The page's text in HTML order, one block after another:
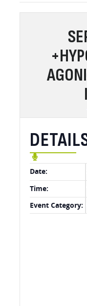
Date:
Time:
Event Category: